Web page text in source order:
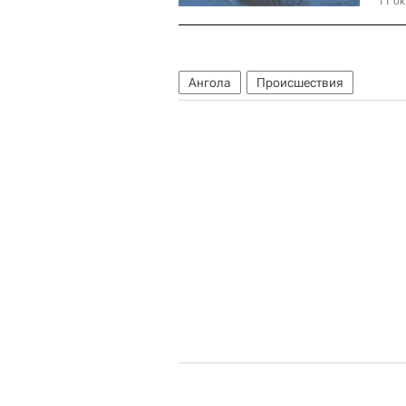
Ангола Происшествия